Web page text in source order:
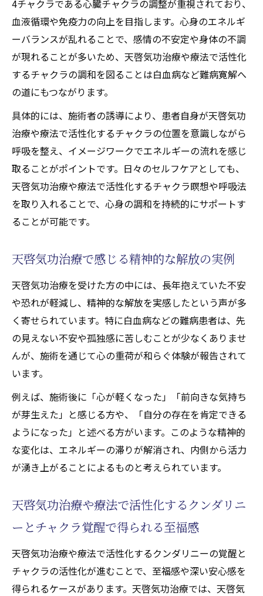
4チャクラである心臓チャクラの調整が重視されており、
血液循環や免疫力の向上を目指します。心身のエネルギ
ーバランスが乱れることで、感情の不安定や身体の不調
が現れることが多いため、天啓気功治療や療法で活性化
するチャクラの調和を図ることは白血病など難病寛解へ
の道にもつながります。
具体的には、施術者の誘導により、患者自身が天啓気功
治療や療法で活性化するチャクラの位置を意識しながら
呼吸を整え、イメージワークでエネルギーの流れを感じ
取ることがポイントです。日々のセルフケアとしても、
天啓気功治療や療法で活性化するチャクラ瞑想や呼吸法
を取り入れることで、心身の調和を持続的にサポートす
ることが可能です。
天啓気功治療で感じる精神的な解放の実例
天啓気功治療を受けた方の中には、長年抱えていた不安
や恐れが軽減し、精神的な解放を実感したという声が多
く寄せられています。特に白血病などの難病患者は、先
の見えない不安や孤独感に苦しむことが少なくありませ
んが、施術を通じて心の重荷が和らぐ体験が報告されて
います。
例えば、施術後に「心が軽くなった」「前向きな気持ち
が芽生えた」と感じる方や、「自分の存在を肯定できる
ようになった」と述べる方がいます。このような精神的
な変化は、エネルギーの滞りが解消され、内側から活力
が湧き上がることによるものと考えられています。
天啓気功治療や療法で活性化するクンダリニ
ーとチャクラ覚醒で得られる至福感
天啓気功治療や療法で活性化するクンダリニーの覚醒と
チャクラの活性化が進むことで、至福感や深い安心感を
得られるケースがあります。天啓気功治療では、天啓気